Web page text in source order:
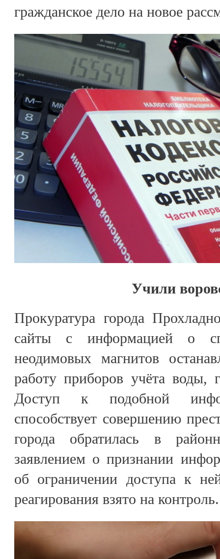
гражданское дело на новое
Учили
Прокуратура города
сайты с информацией о
неодимовых магнитов
работу приборов учёта воды,
Доступ к подобной
способствует совершению
города обратилась в
заявлением о признании
об ограничении доступа к
реагирования взято на контроль.